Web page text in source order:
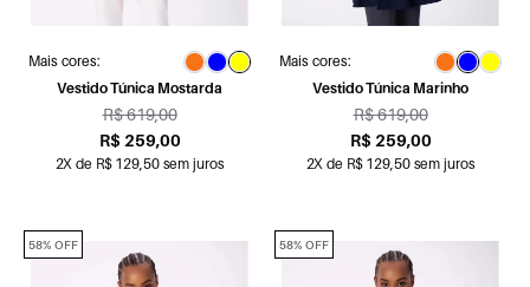
Mais cores:
Vestido Túnica Mostarda
R$ 619,00
R$ 259,00
2X de R$ 129,50 sem juros
Mais cores:
Vestido Túnica Marinho
R$ 619,00
R$ 259,00
2X de R$ 129,50 sem juros
58% OFF 58% OFF